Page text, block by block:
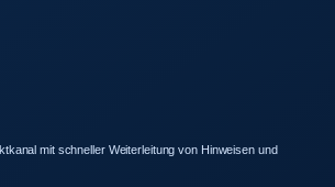
mit schneller Weiterleitung von Hinweisen und